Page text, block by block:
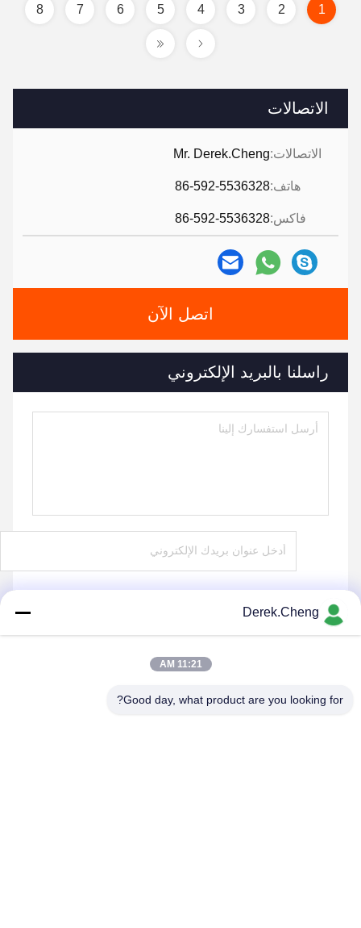
الاتصالات
الاتصالات:Mr. Derek.Cheng
هاتف:86-592-5536328
فاكس:86-592-5536328
اتصل الآن
راسلنا بالبريد الإلكتروني
1
2
3
4
5
6
7
8
Derek.Cheng
11:21 AM
Good day, what product are you looking for?